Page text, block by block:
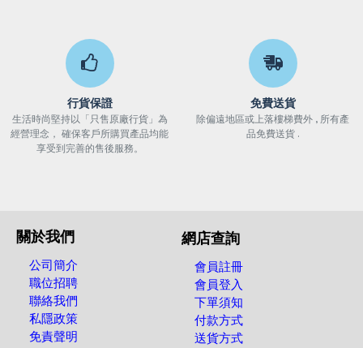
行貨保證
生活時尚堅持以「只售原廠行貨」為
經營理念， 確保客戶所購買產品均能
享受到完善的售後服務。
免費送貨
除偏遠地區或上落樓梯費外 , 所有產
品免費送貨 .
關於我們
公司簡介
職位招聘
聯絡我們
私隱政策
免責聲明
網店查詢
會員註冊
會員登入
下單須知
付款方式
送貨方式